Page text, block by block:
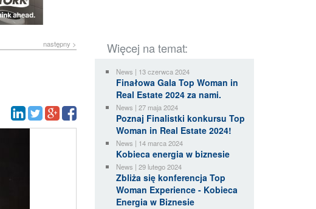
następny > Więcej na temat:
News | 13 czerwca 2024
Finałowa Gala Top Woman in
Real Estate 2024 za nami.
News | 27 maja 2024
Poznaj Finalistki konkursu Top
Woman in Real Estate 2024!
News | 14 marca 2024
Kobieca energia w biznesie
News | 29 lutego 2024
Zbliża się konferencja Top
Woman Experience - Kobieca
Energia w Biznesie